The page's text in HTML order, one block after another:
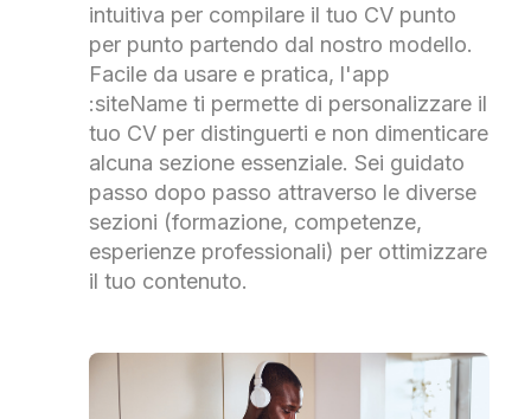
intuitiva per compilare il tuo CV punto
per punto partendo dal nostro modello.
Facile da usare e pratica, l'app
:siteName ti permette di personalizzare il
tuo CV per distinguerti e non dimenticare
alcuna sezione essenziale. Sei guidato
passo dopo passo attraverso le diverse
sezioni (formazione, competenze,
esperienze professionali) per ottimizzare
il tuo contenuto.